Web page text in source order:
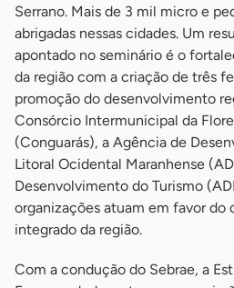
Serrano. Mais de 3 mil micro e
abrigadas nessas cidades. Um
apontado no seminário é o
da região com a criação de três
promoção do desenvolvimento
Consórcio Intermunicipal da
(Conguarás), a Agência de
Litoral Ocidental Maranhense
Desenvolvimento do Turismo
organizações atuam em favor do
integrado da região.
Com a condução do Sebrae, a